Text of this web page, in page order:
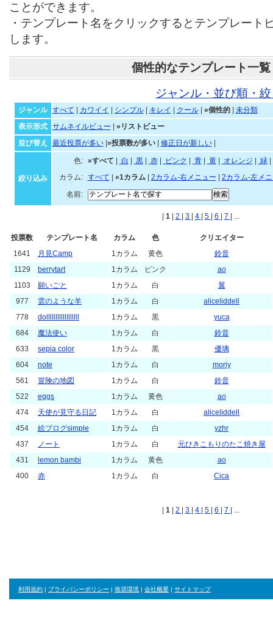
ことができます。
・テンプレート名をクリックするとテンプレート
します。
個性的なテンプレート一覧
ジャンル・並び順・
ジャンル すべて カワイイ シンプル| キレイ クール| »個性的| 未分類
表示形式
サムネイルビュー
»リストビュー
並び替え
最近投票が多い| »投票数が多い| 修正日が新しい|
絞り込み
色: »すべて 白 黒| 赤| ピンク 青| 黄| オレンジ 緑|
カラム:
すべて »1カラム| 2カラム-右メニュー
2カラム-左メ
名前:
1 2 3 4 5 6 7 | ...
投票数 テンプレート名 カラム 色
クリエイター
1641
月見Camp 1カラム 黄色
鈴音
1129
berrytart 1カラム ピンク
ao
1103
願いごと 1カラム 白
翼
977
雲のような羊 1カラム 白
aliceliddell
778
dollllllllllllllllll 1カラム 黒
yuca
684
魔法使い 1カラム 白
鈴音
633
sepia color 1カラム 黒
優璃
604
note 1カラム 白
moriy
561
冒険の地図 1カラム 白
鈴音
522
eggs 1カラム 黄色
ao
474
天使が見守る日記 1カラム 白
aliceliddell
454
絵ブログsimple 1カラム 白
yzhr
437
ノート 1カラム 白
元ひきこもりのたこ焼き屋
431
lemon bambi 1カラム 黄色
ao
400
赤 1カラム 白 Cica
1 2 3 4 5 6 7 | ...
利用規約 | プライバシーポリシー | 推奨環境 | 会社概要 | サイトマップ